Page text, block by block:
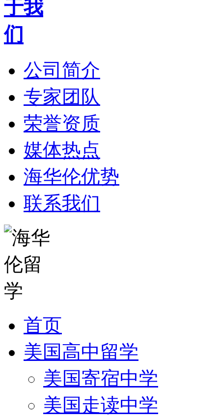
公司简介
专家团队
荣誉资质
媒体热点
海华伦优势
联系我们
首页
美国高中留学
美国寄宿中学
美国走读中学